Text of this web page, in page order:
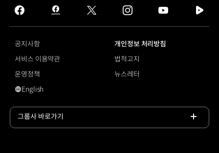
GROUP
facebook
hmg
journal
twitter instagram
tv
공지사항
개인정보 처리방침
서비스 이용약관
법적고지
운영정책
뉴스레터
영문 사이트로 이동
English
그룹사 바로가기